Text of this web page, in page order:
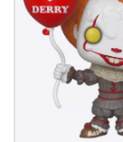
Szállítás
Filmes